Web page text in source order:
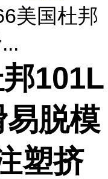
美国杜邦
101L
易脱模
塑挤